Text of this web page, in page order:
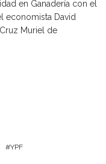
en Ganadería con el
economista David
Muriel de
YPF